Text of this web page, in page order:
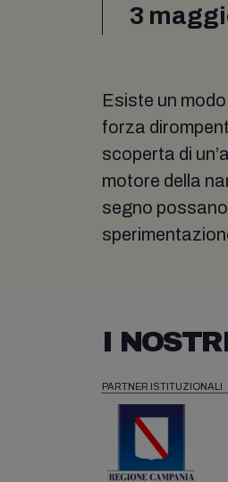
3
Esiste un
forza
scoperta di
motore della
segno
I
PARTNER ISTITUZIONALI